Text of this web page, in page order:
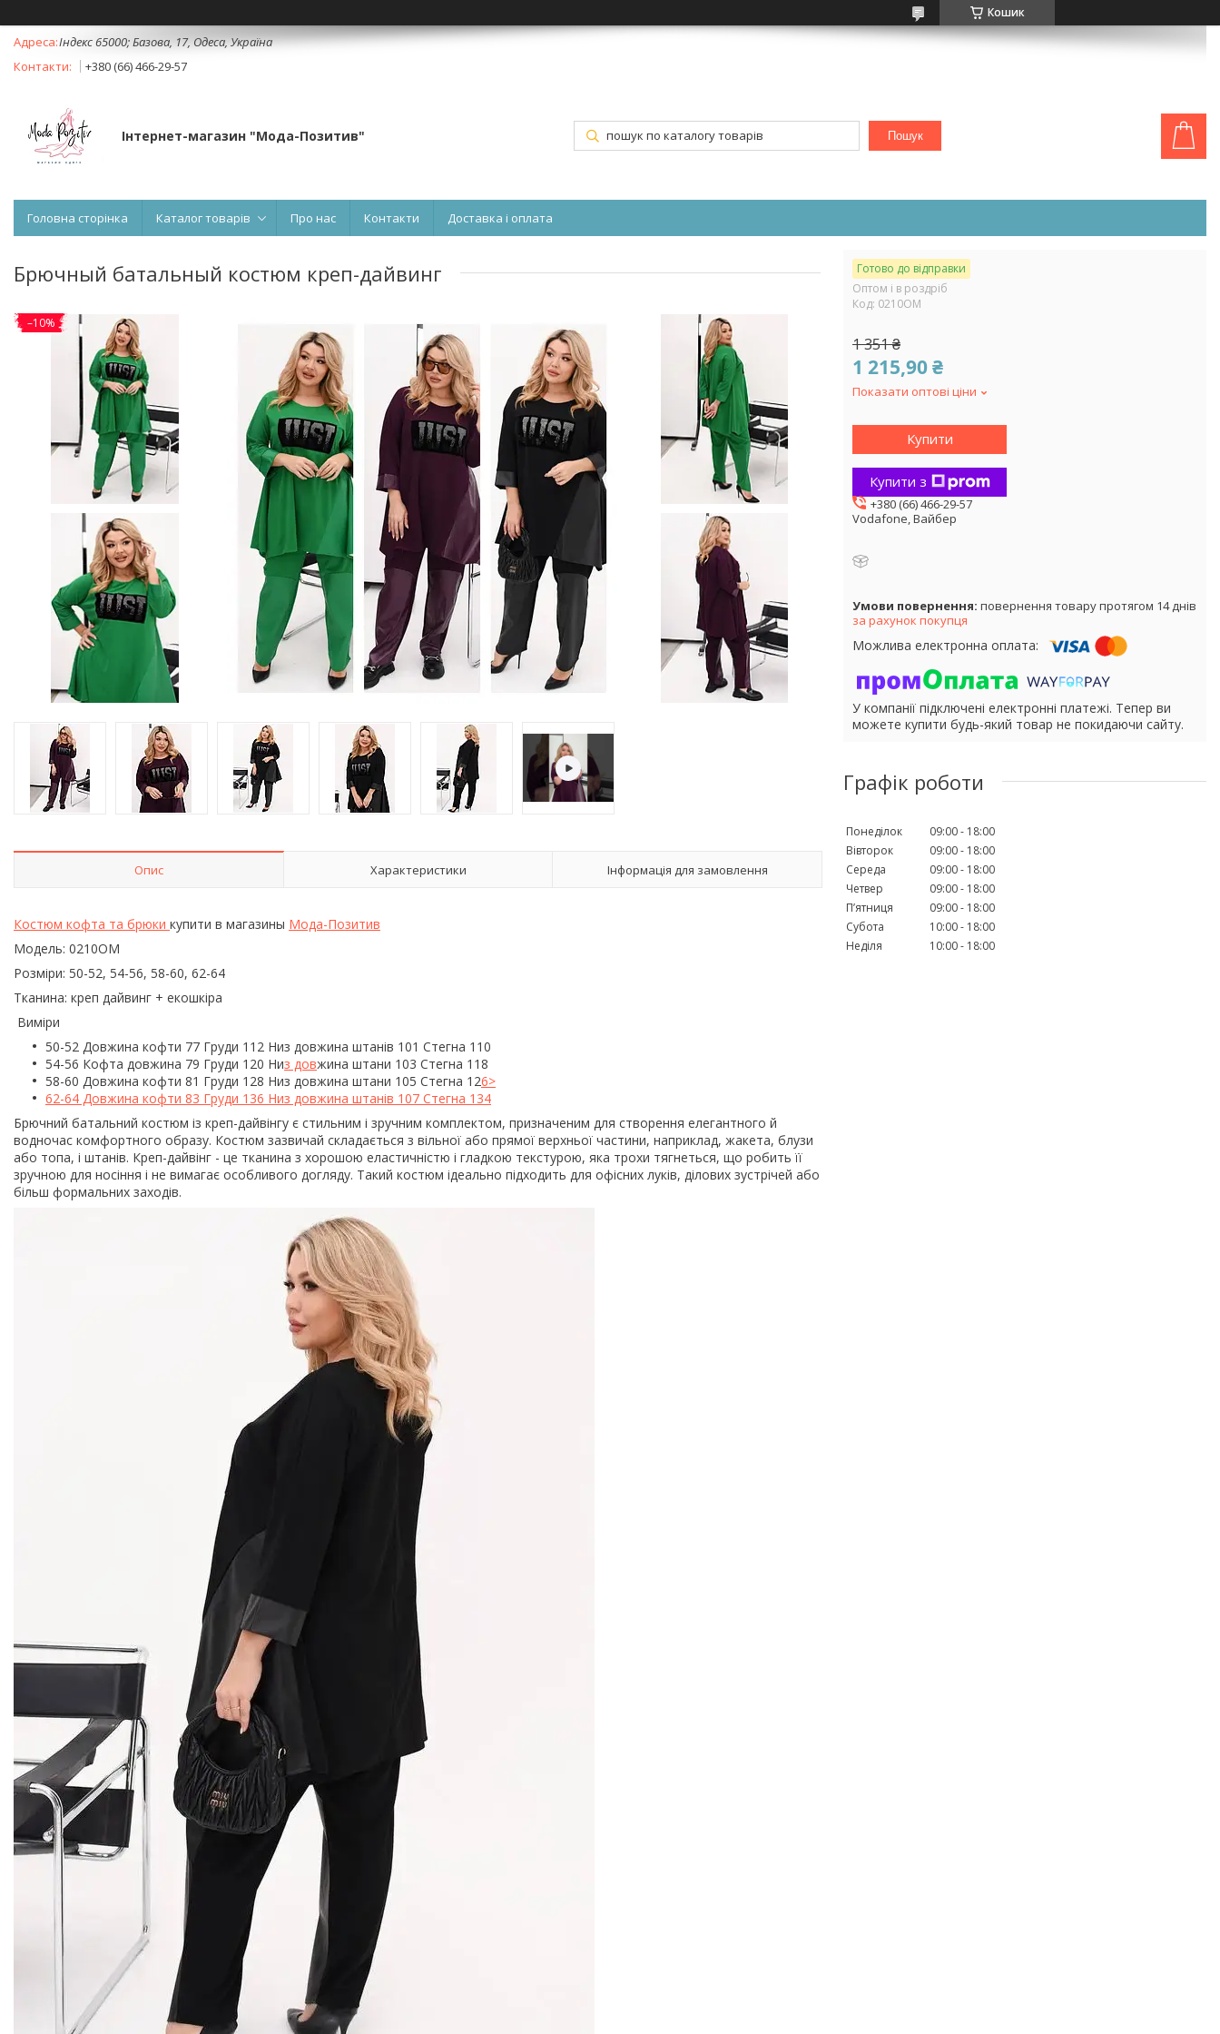
Кошик
Індекс 65000; Базова, 17, Одеса, Україна
+380 (66) 466-29-57
Інтернет-магазин "Мода-Позитив" Пошук
Головна сторінка Каталог товарів Про нас Контакти Доставка і оплата
Брючный батальный костюм креп-дайвинг
–10%
Опис Характеристики Інформація для замовлення
Костюм кофта та брюки купити в магазины Мода-Позитив
Модель: 0210ОМ
Розміри: 50-52, 54-56, 58-60, 62-64
Тканина: креп дайвинг + екошкіра
Виміри
50-52 Довжина кофти 77 Груди 112 Низ довжина штанів 101 Стегна 110
54-56 Кофта довжина 79 Груди 120 Низ довжина штани 103 Стегна 118
58-60 Довжина кофти 81 Груди 128 Низ довжина штани 105 Стегна 126>
62-64 Довжина кофти 83 Груди 136 Низ довжина штанів 107 Стегна 134
Брючний батальний костюм із креп-дайвінгу є стильним і зручним комплектом, призначеним для створення елегантного й
водночас комфортного образу. Костюм зазвичай складається з вільної або прямої верхньої частини, наприклад, жакета, блузи
або топа, і штанів. Креп-дайвінг - це тканина з хорошою еластичністю і гладкою текстурою, яка трохи тягнеться, що робить її
зручною для носіння і не вимагає особливого догляду. Такий костюм ідеально підходить для офісних луків, ділових зустрічей або
більш формальних заходів.
Готово до відправки
Оптом і в роздріб
Код: 0210ОМ
1 351 ₴
1 215,90 ₴
Показати оптові ціни
Купити
Купити з
+380 (66) 466-29-57
Vodafone, Вайбер
повернення товару протягом 14 днів
за рахунок покупця
У компанії підключені електронні платежі. Тепер ви
можете купити будь-який товар не покидаючи сайту.
Графік роботи
Понеділок 09:00
18:00
Вівторок
09:00
18:00
Середа
09:00
18:00
Четвер
09:00
18:00
Пʼятниця
09:00
18:00
Субота
10:00
18:00
Неділя
10:00 18:00